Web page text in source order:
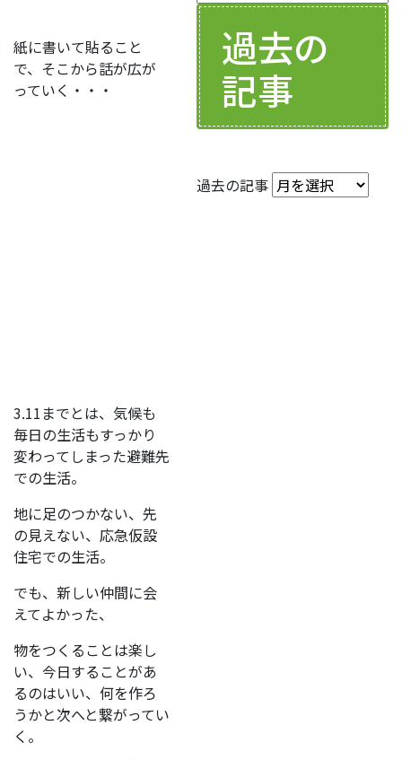
紙に書いて貼ること
で、そこから話が広が
っていく・・・
3.11までとは、気候も
毎日の生活もすっかり
変わってしまった避難先
での生活。
地に足のつかない、先
の見えない、応急仮設
住宅での生活。
でも、新しい仲間に会
えてよかった、
物をつくることは楽し
い、今日することがあ
るのはいい、何を作ろ
うかと次へと繋がってい
く。
過去の
記事
過去の記事